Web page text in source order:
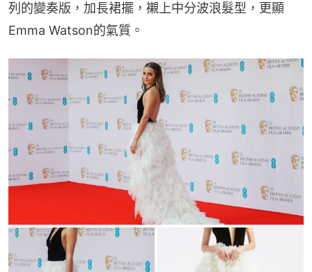
列的變奏版，加長裙擺，襯上中分波浪髮型，更顯
Emma Watson的氣質。